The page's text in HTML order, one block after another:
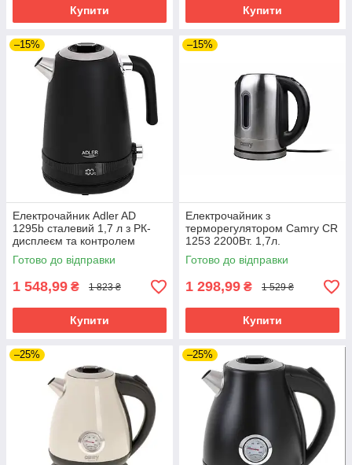
Купити Купити
–15%
Електрочайник Adler AD
1295b сталевий 1,7 л з РК-
дисплеєм та контролем
температури Чорний
Готово до відправки
1 548,99 ₴ 1 823 ₴
Купити
–15%
Електрочайник з
терморегулятором Camry CR
1253 2200Вт. 1,7л.
Нержавіюча сталь
Готово до відправки
1 298,99 ₴ 1 529 ₴
Купити
–25% –25%